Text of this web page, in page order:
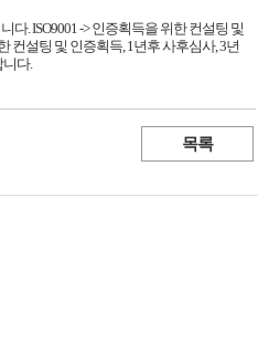
. ISO9001 -> 인증획득을 위한 컨설팅 및
컨설팅 및 인증획득, 1년후 사후심사, 3년
니다.
목록